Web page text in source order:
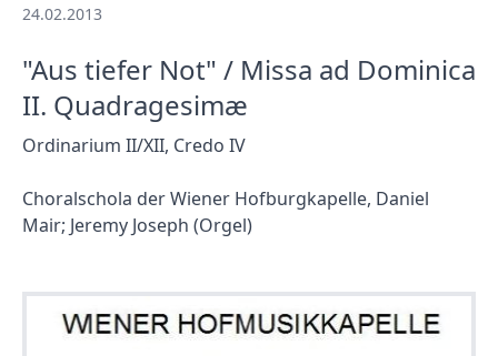
24.02.2013
"Aus tiefer Not" / Missa ad Dominica
II. Quadragesimæ
Ordinarium II/XII, Credo IV
Choralschola der Wiener Hofburgkapelle, Daniel
Mair; Jeremy Joseph (Orgel)